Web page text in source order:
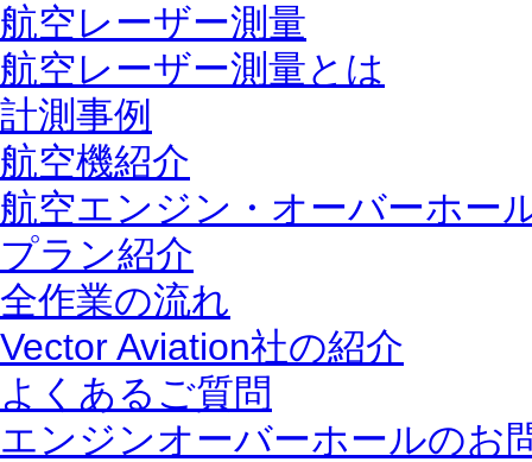
航空レーザー測量
航空レーザー測量とは
計測事例
航空機紹介
航空エンジン・オーバーホー
プラン紹介
全作業の流れ
Vector Aviation社の紹介
よくあるご質問
エンジンオーバーホールのお